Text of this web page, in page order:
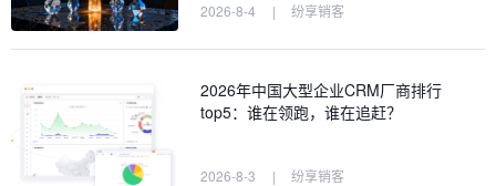
2026-8-4 | 纷享销客
2026年中国大型企业CRM厂商排行
top5：谁在领跑，谁在追赶？
2026-8-3 | 纷享销客